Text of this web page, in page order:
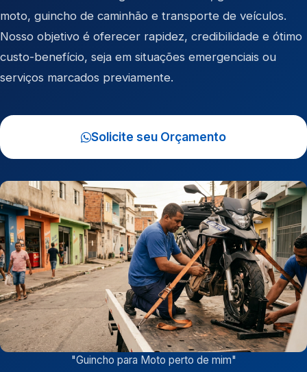
moto, guincho de caminhão e transporte de veículos.
Nosso objetivo é oferecer rapidez, credibilidade e ótimo
custo-benefício, seja em situações emergenciais ou
serviços marcados previamente.
Solicite seu Orçamento
"Guincho para Moto perto de mim"